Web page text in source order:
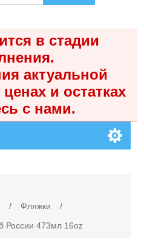
в стадии
актуальной
и остатках
с нами.
/ Фляжки
/
России 473мл 16oz